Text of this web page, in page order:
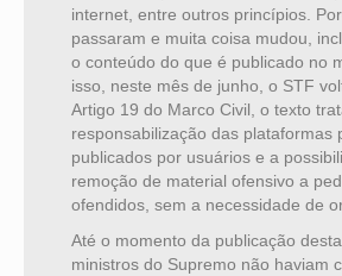
internet, entre outros princípios.
passaram e muita coisa mudou,
o conteúdo do que é publicado no
isso, neste mês de junho, o STF
Artigo 19 do Marco Civil, o texto
responsabilização das plataformas
publicados por usuários e a
remoção de material ofensivo a
ofendidos, sem a necessidade de
Até o momento da publicação
ministros do Supremo não haviam